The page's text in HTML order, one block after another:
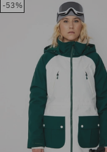
Mărimi existente:
-53%